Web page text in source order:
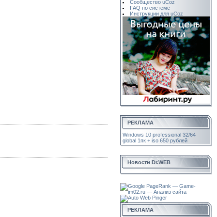
Сообщество uCoz
FAQ по системе
Инструкции для uCoz
РЕКЛАМА
Windows 10 professional 32/64
global 1пк + iso 650 рублей
Новости Dr.WEB
РЕКЛАМА